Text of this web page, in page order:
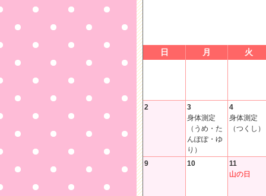
日 月 火
2
3
身体測定
（うめ・た
んぽぽ・ゆ
り）
4
身体測定
（つくし）
9 10
11
山の日